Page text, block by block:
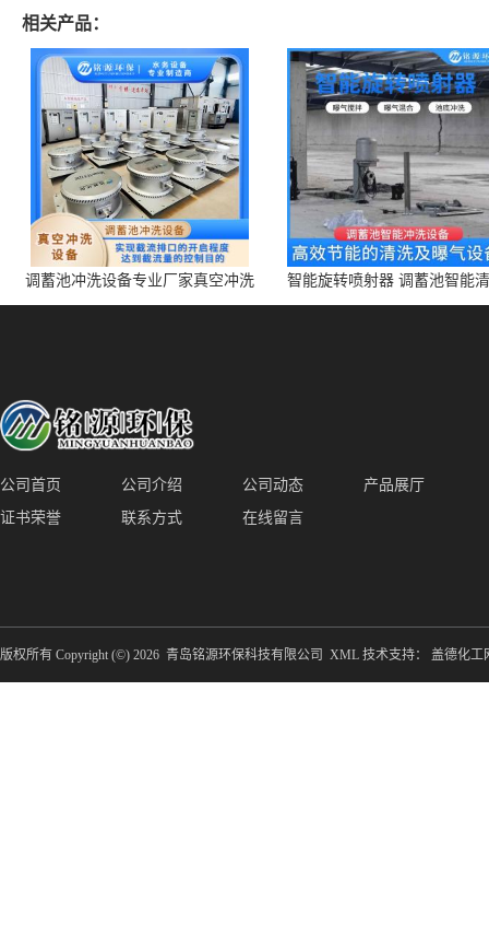
相关产品：
调蓄池冲洗设备专业厂家真空冲洗
装置厂家青岛铭源环保减少堵塞设
智能旋转喷射器 调蓄池智能
点对点面对面旋转清洗
公司首页 公司介绍 公司动态
产品展厅
证书荣誉
联系方式 在线留言
版权所有 Copyright (©) 2026 青岛铭源环保科技有限公司 XML 技术支持： 盖德化工